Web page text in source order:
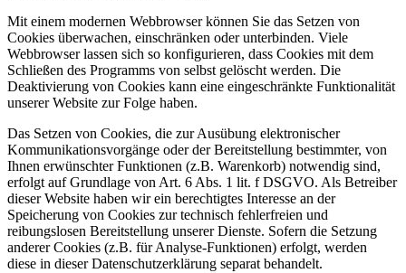
Mit einem modernen Webbrowser können Sie das Setzen von
Cookies überwachen, einschränken oder unterbinden. Viele
Webbrowser lassen sich so konfigurieren, dass Cookies mit dem
Schließen des Programms von selbst gelöscht werden. Die
Deaktivierung von Cookies kann eine eingeschränkte Funktionalität
unserer Website zur Folge haben.
Das Setzen von Cookies, die zur Ausübung elektronischer
Kommunikationsvorgänge oder der Bereitstellung bestimmter, von
Ihnen erwünschter Funktionen (z.B. Warenkorb) notwendig sind,
erfolgt auf Grundlage von Art. 6 Abs. 1 lit. f DSGVO. Als Betreiber
dieser Website haben wir ein berechtigtes Interesse an der
Speicherung von Cookies zur technisch fehlerfreien und
reibungslosen Bereitstellung unserer Dienste. Sofern die Setzung
anderer Cookies (z.B. für Analyse-Funktionen) erfolgt, werden
diese in dieser Datenschutzerklärung separat behandelt.